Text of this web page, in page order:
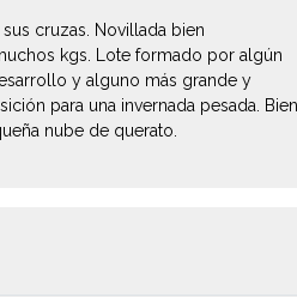
cruzas. Novillada bien
kgs. Lote formado por algún
y alguno más grande y
para una invernada pesada. Bien
nube de querato.